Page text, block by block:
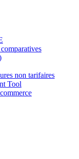
non tarifaires
Tool